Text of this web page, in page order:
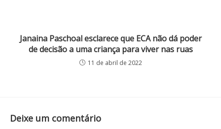
Janaina Paschoal esclarece que ECA não dá poder
de decisão a uma criança para viver nas ruas
11 de abril de 2022
Deixe um comentário